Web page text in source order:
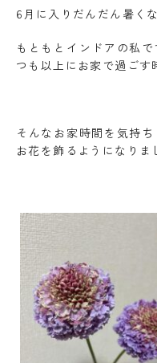
6月に入りだんだん暑く
もともとインドアの私
つも以上にお家で過ご
そんなお家時間を気持
お花を飾るようになりま